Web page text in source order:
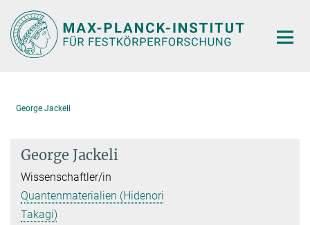
Hauptinhalt
George Jackeli
George Jackeli
Wissenschaftler/in
Quantenmaterialien (Hidenori
Takagi)